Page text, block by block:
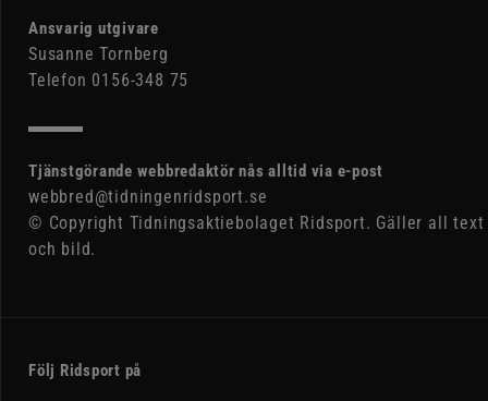
Ansvarig utgivare
Susanne Tornberg
Telefon 0156-348 75
Tjänstgörande webbredaktör nås alltid via e-post
webbred@tidningenridsport.se
© Copyright Tidningsaktiebolaget Ridsport. Gäller all text
och bild.
Följ Ridsport på